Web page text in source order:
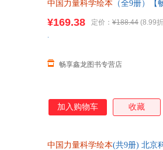
中国力量科学绘本 （全9册）
¥169.38 定价： ¥188.44 (8.99
畅享鑫龙图书专营店
.
加入购物车 收藏
中国力量科学绘本(共9册) 北京